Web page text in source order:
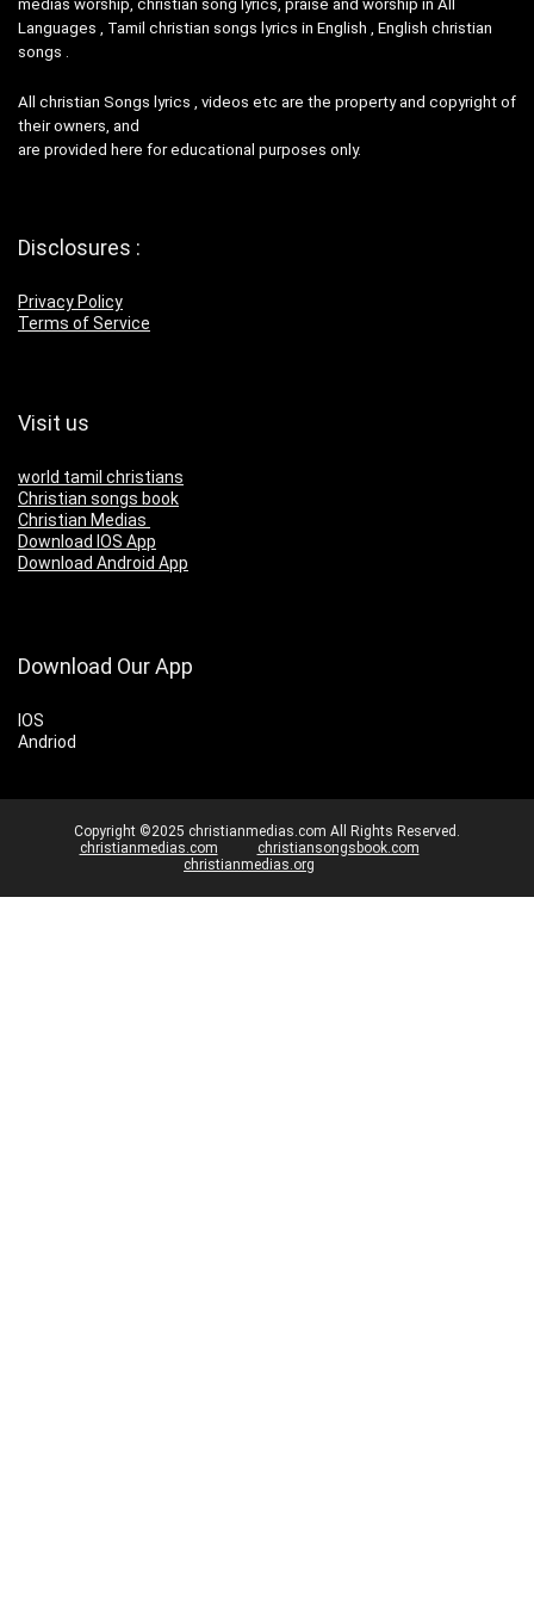
medias worship, christian song lyrics, praise and worship in All
Languages , Tamil christian songs lyrics in English , English christian
songs .
All christian Songs lyrics , videos etc are the property and copyright of
their owners, and
are provided here for educational purposes only.
Disclosures :
Privacy Policy
Terms of Service
Visit us
world tamil christians
Christian songs book
Christian Medias
Download IOS App
Download Android App
Download Our App
IOS
Andriod
Copyright ©2025 christianmedias.com All Rights Reserved.
christianmedias.com
christiansongsbook.com
christianmedias.org